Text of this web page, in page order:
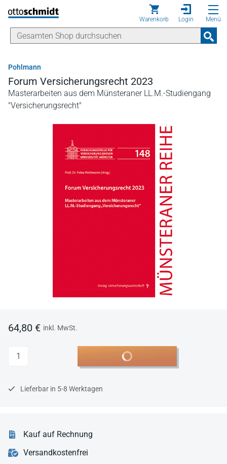
Direkt zum Inhalt
Warenkorb Login Menü
Pohlmann
Forum Versicherungsrecht 2023
Masterarbeiten aus dem Münsteraner LL.M.-Studiengang
"Versicherungsrecht"
64,80 € inkl. MwSt.
Anzahl In den Warenkorb
Lieferbar in 5-8 Werktagen
Kauf auf Rechnung
Versandkostenfrei